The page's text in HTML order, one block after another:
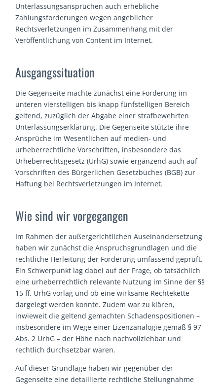
Unterlassungsansprüchen auch erhebliche
Zahlungsforderungen wegen angeblicher
Rechtsverletzungen im Zusammenhang mit der
Veröffentlichung von Content im Internet.
Ausgangssituation
Die Gegenseite machte zunächst eine Forderung im
unteren vierstelligen bis knapp fünfstelligen Bereich
geltend, zuzüglich der Abgabe einer strafbewehrten
Unterlassungserklärung. Die Gegenseite stützte ihre
Ansprüche im Wesentlichen auf medien- und
urheberrechtliche Vorschriften, insbesondere das
Urheberrechtsgesetz (UrhG) sowie ergänzend auch auf
Vorschriften des Bürgerlichen Gesetzbuches (BGB) zur
Haftung bei Rechtsverletzungen im Internet.
Wie sind wir vorgegangen
Im Rahmen der außergerichtlichen Auseinandersetzung
haben wir zunächst die Anspruchsgrundlagen und die
rechtliche Herleitung der Forderung umfassend geprüft.
Ein Schwerpunkt lag dabei auf der Frage, ob tatsächlich
eine urheberrechtlich relevante Nutzung im Sinne der §§
15 ff. UrhG vorlag und ob eine wirksame Rechtekette
dargelegt werden konnte. Zudem war zu klären,
inwieweit die geltend gemachten Schadenspositionen –
insbesondere im Wege einer Lizenzanalogie gemäß § 97
Abs. 2 UrhG – der Höhe nach nachvollziehbar und
rechtlich durchsetzbar waren.
Auf dieser Grundlage haben wir gegenüber der
Gegenseite eine detaillierte rechtliche Stellungnahme